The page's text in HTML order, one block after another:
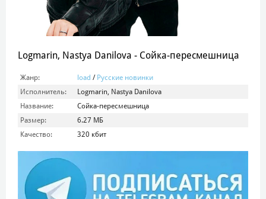
Logmarin, Nastya Danilova - Сойка-пересмешница
Жанр: load / Русские новинки
Исполнитель:
Logmarin, Nastya Danilova
Название:
Сойка-пересмешница
Размер:
6.27 МБ
Качество:
320 кбит